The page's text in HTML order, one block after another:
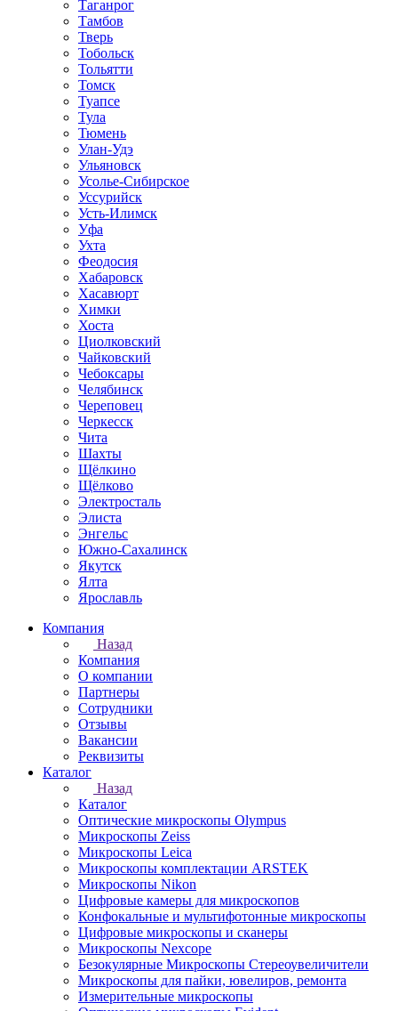
Таганрог
Тамбов
Тверь
Тобольск
Тольятти
Томск
Туапсе
Тула
Тюмень
Улан-Удэ
Ульяновск
Усолье-Сибирское
Уссурийск
Усть-Илимск
Уфа
Ухта
Феодосия
Хабаровск
Хасавюрт
Химки
Хоста
Циолковский
Чайковский
Чебоксары
Челябинск
Череповец
Черкесск
Чита
Шахты
Щёлкино
Щёлково
Электросталь
Элиста
Энгельс
Южно-Сахалинск
Якутск
Ялта
Ярославль
Компания
Назад
Компания
О компании
Партнеры
Сотрудники
Отзывы
Вакансии
Реквизиты
Каталог
Назад
Каталог
Оптические микроскопы Olympus
Микроскопы Zeiss
Микроскопы Leica
Микроскопы комплектации ARSTEK
Микроскопы Nikon
Цифровые камеры для микроскопов
Конфокальные и мультифотонные микроскопы
Цифровые микроскопы и сканеры
Микроскопы Nexcope
Безокулярные Микроскопы Стереоувеличители
Микроскопы для пайки, ювелиров, ремонта
Измерительные микроскопы